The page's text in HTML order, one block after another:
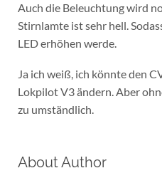
Auch die Beleuchtung wird
Stirnlamte ist sehr hell.
LED erhöhen werde.
Ja ich weiß, ich könnte den
Lokpilot V3 ändern. Aber
zu umständlich.
About Author